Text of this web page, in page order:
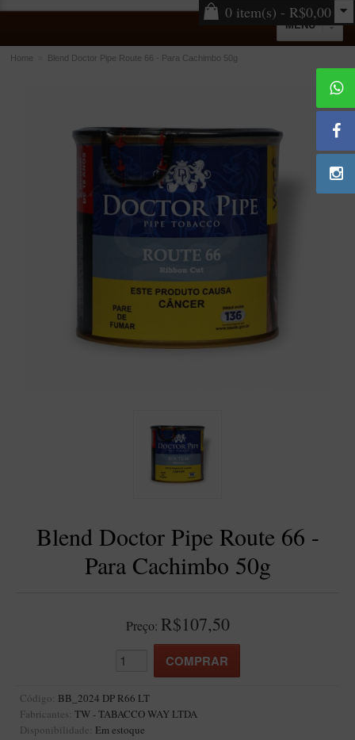
0 item(s) - R$0,00
MENU
Filtros para Cachimbo
Suportes Bertoldi para Cachimbos
Piteiras para Cigarro
Limpadores para Cachimbo
Bolsas para Cachimbo
Cortadores de Charuto
Doctor Pipe
Finamore
LINHA IDELFONSO BERTOLDI
Home Blend Doctor Pipe Route 66 - Para Cachimbo 50g
Blend Doctor Pipe Route 66 -
Para Cachimbo 50g
Preço: R$107,50
Código: BB_2024 DP R66 LT
Fabricantes: TW - TABACCO WAY LTDA
Disponibilidade: Em estoque